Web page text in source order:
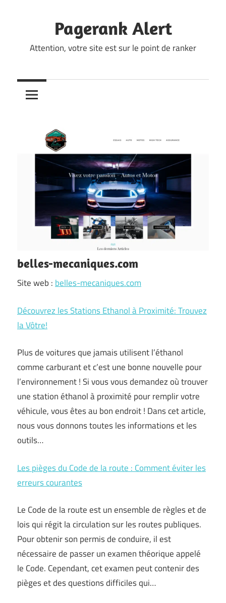
Pagerank Alert
Attention, votre site est sur le point de ranker
belles-mecaniques.com
Site web : belles-mecaniques.com
Découvrez les Stations Ethanol à Proximité: Trouvez
la Vôtre!
Plus de voitures que jamais utilisent l’éthanol
comme carburant et c’est une bonne nouvelle pour
l’environnement ! Si vous vous demandez où trouver
une station éthanol à proximité pour remplir votre
véhicule, vous êtes au bon endroit ! Dans cet article,
nous vous donnons toutes les informations et les
outils…
Les pièges du Code de la route : Comment éviter les
erreurs courantes
Le Code de la route est un ensemble de règles et de
lois qui régit la circulation sur les routes publiques.
Pour obtenir son permis de conduire, il est
nécessaire de passer un examen théorique appelé
le Code. Cependant, cet examen peut contenir des
pièges et des questions difficiles qui…